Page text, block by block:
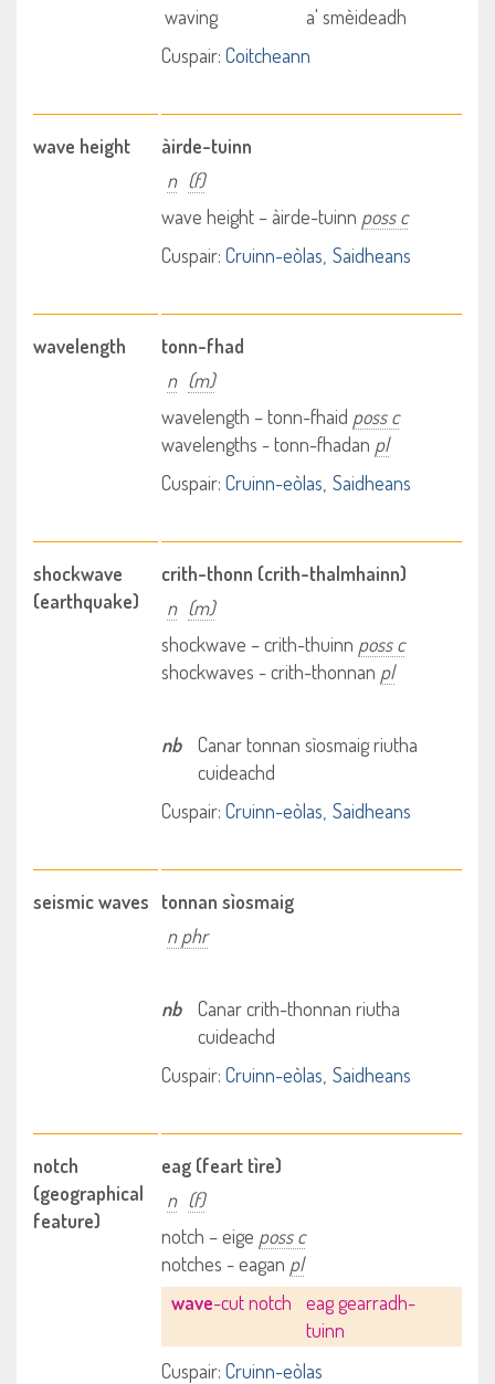
waving
a' smèideadh
Cuspair: Coitcheann
wave height
àirde-tuinn
n (f)
wave height – àirde-tuinn poss c
Cuspair: Cruinn-eòlas Saidheans
wavelength
tonn-fhad
n (m)
wavelength – tonn-fhaid poss c
wavelengths - tonn-fhadan pl
Cuspair: Cruinn-eòlas Saidheans
shockwave
(earthquake)
crith-thonn (crith-thalmhainn)
n (m)
shockwave – crith-thuinn poss c
shockwaves - crith-thonnan pl
nb
Canar tonnan sìosmaig riutha
cuideachd
Cuspair: Cruinn-eòlas Saidheans
seismic waves tonnan sìosmaig
n phr
nb
Canar crith-thonnan riutha
cuideachd
Cuspair: Cruinn-eòlas Saidheans
notch
(geographical
feature)
eag (feart tìre)
n (f)
notch – eige poss c
notches - eagan pl
wave-cut notch
eag gearradh-
tuinn
Cuspair: Cruinn-eòlas